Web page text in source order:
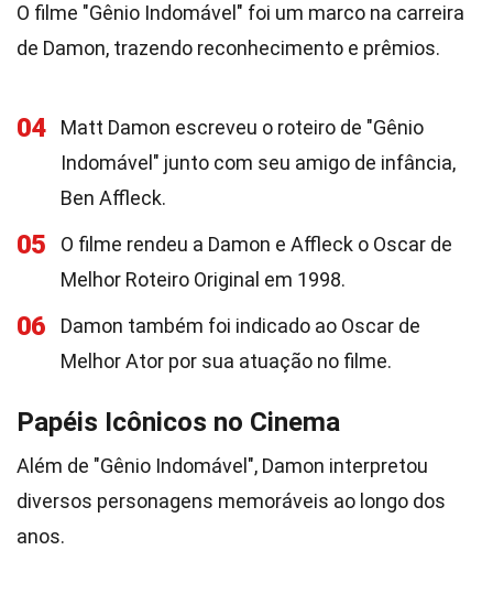
O filme "Gênio Indomável" foi um marco na carreira
de Damon, trazendo reconhecimento e prêmios.
04
Matt Damon escreveu o roteiro de "Gênio
Indomável" junto com seu amigo de infância,
Ben Affleck.
05
O filme rendeu a Damon e Affleck o Oscar de
Melhor Roteiro Original em 1998.
06
Damon também foi indicado ao Oscar de
Melhor Ator por sua atuação no filme.
Papéis Icônicos no Cinema
Além de "Gênio Indomável", Damon interpretou
diversos personagens memoráveis ao longo dos
anos.